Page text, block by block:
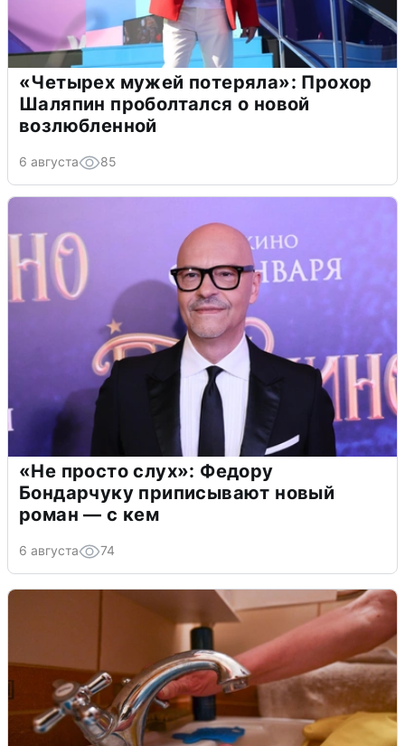
«Четырех мужей потеряла»: Прохор
Шаляпин проболтался о новой
возлюбленной
6 августа 85
«Не просто слух»: Федору
Бондарчуку приписывают новый
роман — с кем
6 августа 74